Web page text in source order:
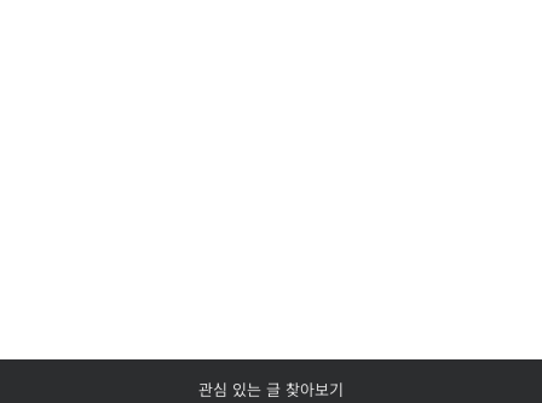
관심 있는 글 찾아보기